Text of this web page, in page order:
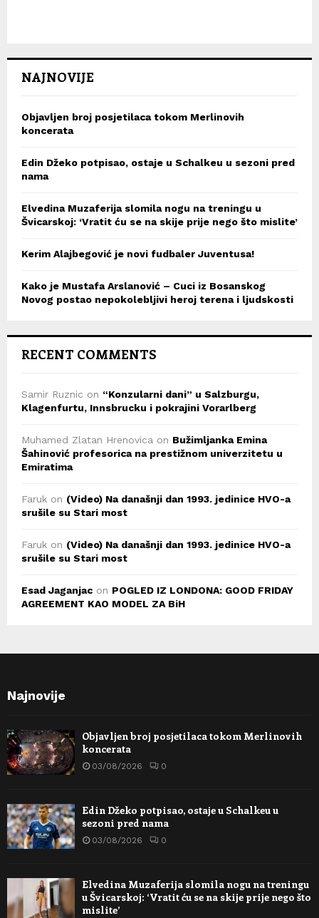
NAJNOVIJE
Objavljen broj posjetilaca tokom Merlinovih
koncerata
Edin Džeko potpisao, ostaje u Schalkeu u sezoni pred
nama
Elvedina Muzaferija slomila nogu na treningu u
Švicarskoj: ‘Vratit ću se na skije prije nego što mislite’
Kerim Alajbegović je novi fudbaler Juventusa!
Kako je Mustafa Arslanović – Cuci iz Bosanskog
Novog postao nepokolebljivi heroj terena i ljudskosti
RECENT COMMENTS
Samir Ruznic on “Konzularni dani” u Salzburgu,
Klagenfurtu, Innsbrucku i pokrajini Vorarlberg
Muhamed Zlatan Hrenovica on Bužimljanka Emina
Šahinović profesorica na prestižnom univerzitetu u
Emiratima
Faruk on (Video) Na današnji dan 1993. jedinice HVO-a
srušile su Stari most
Faruk on (Video) Na današnji dan 1993. jedinice HVO-a
srušile su Stari most
Esad Jaganjac on POGLED IZ LONDONA: GOOD FRIDAY
AGREEMENT KAO MODEL ZA BiH
Najnovije
Objavljen broj posjetilaca tokom Merlinovih
koncerata
03/08/2026 0
Edin Džeko potpisao, ostaje u Schalkeu u
sezoni pred nama
03/08/2026 0
Elvedina Muzaferija slomila nogu na treningu
u Švicarskoj: ‘Vratit ću se na skije prije nego što
mislite’